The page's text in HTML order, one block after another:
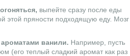
выпейте сразу после еды
этой пряности подходящую еду. Мозг
ванили. Например, пусть
(его теплый сладкий аромат как раз